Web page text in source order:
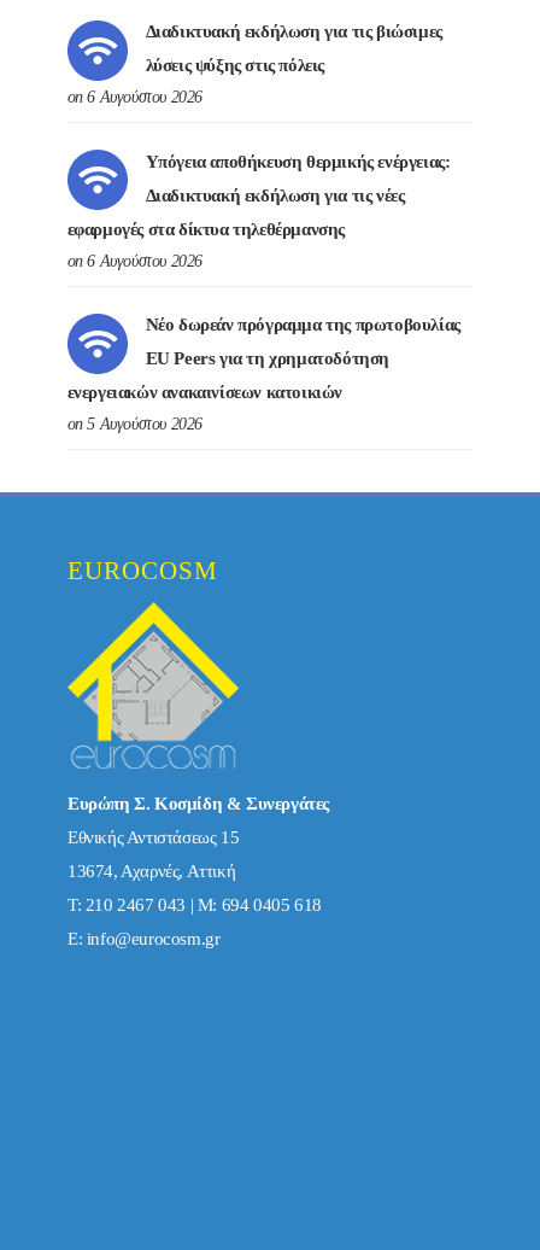
Διαδικτυακή εκδήλωση για τις βιώσιμες
λύσεις ψύξης στις πόλεις
on 6 Αυγούστου 2026
Υπόγεια αποθήκευση θερμικής ενέργειας:
Διαδικτυακή εκδήλωση για τις νέες
εφαρμογές στα δίκτυα τηλεθέρμανσης
on 6 Αυγούστου 2026
Νέο δωρεάν πρόγραμμα της πρωτοβουλίας
EU Peers για τη χρηματοδότηση
ενεργειακών ανακαινίσεων κατοικιών
on 5 Αυγούστου 2026
EUROCOSM
Ευρώπη Σ. Κοσμίδη & Συνεργάτες
Εθνικής Αντιστάσεως 15
13674, Αχαρνές, Αττική
Τ: 210 2467 043 | Μ: 694 0405 618
E: info@eurocosm.gr